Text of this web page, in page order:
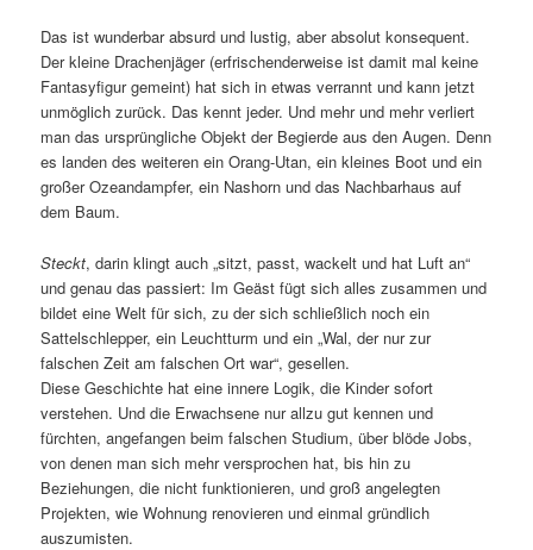
Das ist wunderbar absurd und lustig, aber absolut konsequent.
Der kleine Drachenjäger (erfrischenderweise ist damit mal keine
Fantasyfigur gemeint) hat sich in etwas verrannt und kann jetzt
unmöglich zurück. Das kennt jeder. Und mehr und mehr verliert
man das ursprüngliche Objekt der Begierde aus den Augen. Denn
es landen des weiteren ein Orang-Utan, ein kleines Boot und ein
großer Ozeandampfer, ein Nashorn und das Nachbarhaus auf
dem Baum.
Steckt, darin klingt auch „sitzt, passt, wackelt und hat Luft an“
und genau das passiert: Im Geäst fügt sich alles zusammen und
bildet eine Welt für sich, zu der sich schließlich noch ein
Sattelschlepper, ein Leuchtturm und ein „Wal, der nur zur
falschen Zeit am falschen Ort war“, gesellen.
Diese Geschichte hat eine innere Logik, die Kinder sofort
verstehen. Und die Erwachsene nur allzu gut kennen und
fürchten, angefangen beim falschen Studium, über blöde Jobs,
von denen man sich mehr versprochen hat, bis hin zu
Beziehungen, die nicht funktionieren, und groß angelegten
Projekten, wie Wohnung renovieren und einmal gründlich
auszumisten.